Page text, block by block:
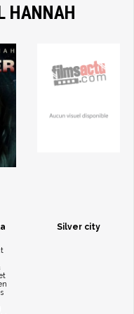
HANNAH
Silver city